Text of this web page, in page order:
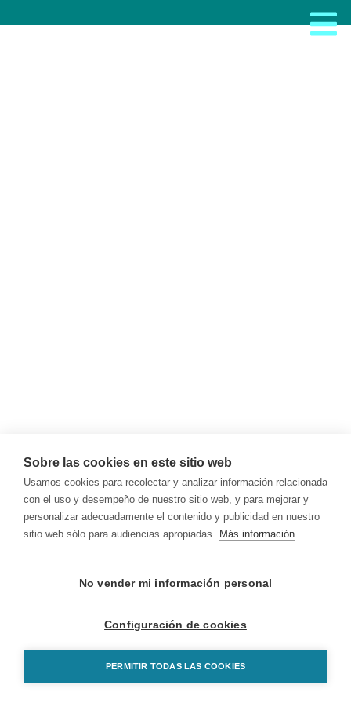
Sobre las cookies en este sitio web
Usamos cookies para recolectar y analizar información relacionada
con el uso y desempeño de nuestro sitio web, y para mejorar y
personalizar adecuadamente el contenido y publicidad en nuestro
sitio web sólo para audiencias apropiadas. Más información
No vender mi información personal
Configuración de cookies
PERMITIR TODAS LAS COOKIES